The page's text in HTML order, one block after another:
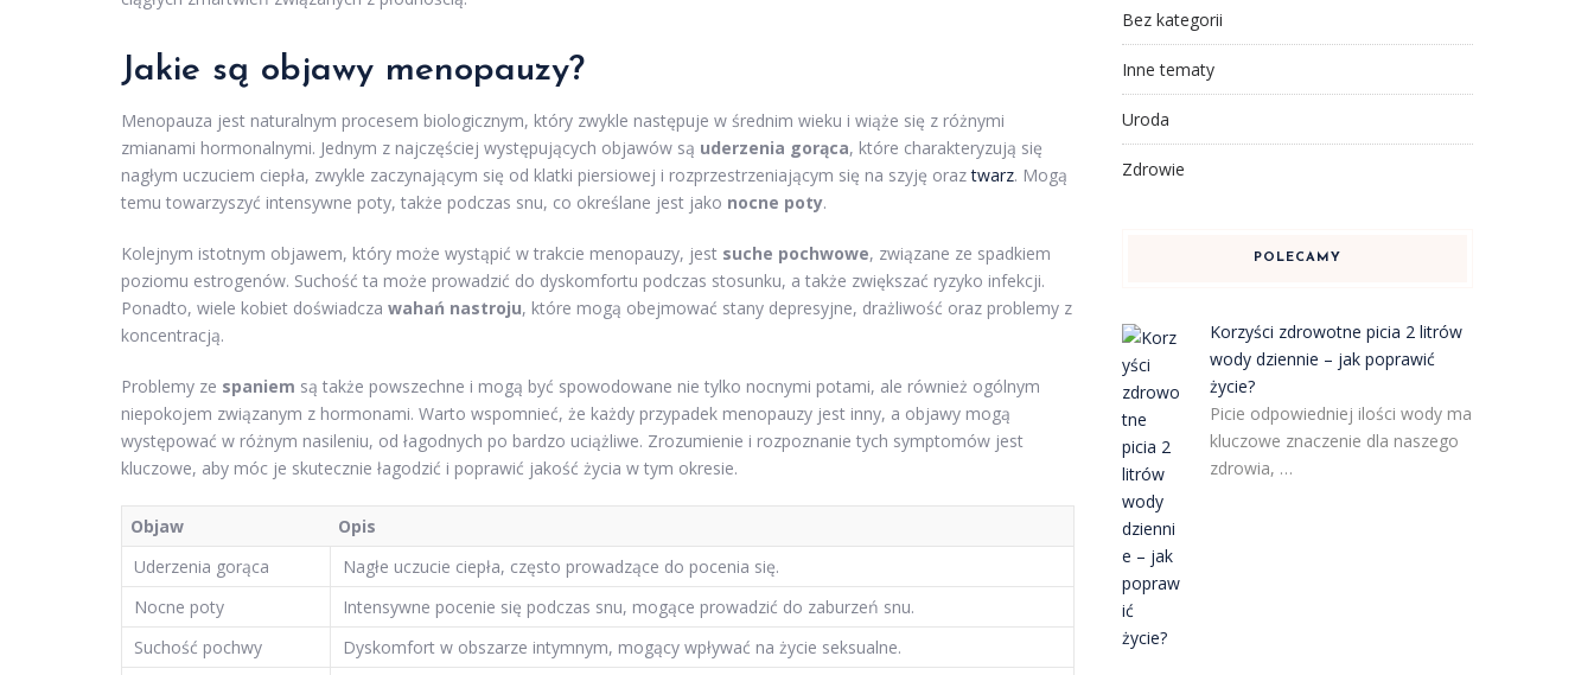
Jakie są objawy menopauzy?
Menopauza jest naturalnym procesem biologicznym, który zwykle następuje w średnim wieku i wiąże się z różnymi
zmianami hormonalnymi. Jednym z najczęściej występujących objawów są uderzenia gorąca, które charakteryzują się
nagłym uczuciem ciepła, zwykle zaczynającym się od klatki piersiowej i rozprzestrzeniającym się na szyję oraztwarz. Mogą
temu towarzyszyć intensywne poty, także podczas snu, co określane jest jako nocne poty.
Kolejnym istotnym objawem, który może wystąpić w trakcie menopauzy, jest suche pochwowe, związane ze spadkiem
poziomu estrogenów. Suchość ta może prowadzić do dyskomfortu podczas stosunku, a także zwiększać ryzyko infekcji.
Ponadto, wiele kobiet doświadcza wahań nastroju, które mogą obejmować stany depresyjne, drażliwość oraz problemy z
koncentracją.
Problemy ze spaniem są także powszechne i mogą być spowodowane nie tylko nocnymi potami, ale również ogólnym
niepokojem związanym z hormonami. Warto wspomnieć, że każdy przypadek menopauzy jest inny, a objawy mogą
występować w różnym nasileniu, od łagodnych po bardzo uciążliwe. Zrozumienie i rozpoznanie tych symptomów jest
kluczowe, aby móc je skutecznie łagodzić i poprawić jakość życia w tym okresie.
Objaw
Opis
Uderzenia gorąca
Nagłe uczucie ciepła, często prowadzące do pocenia się.
Nocne poty
Intensywne pocenie się podczas snu, mogące prowadzić do zaburzeń snu.
Suchość pochwy
Dyskomfort w obszarze intymnym, mogący wpływać na życie seksualne.
Bez kategorii
Inne tematy
Uroda
Zdrowie
POLECAMY
Korzyści zdrowotne picia 2 litrów
wody dziennie – jak poprawić
życie?
Picie odpowiedniej ilości wody ma
kluczowe znaczenie dla naszego
zdrowia, …